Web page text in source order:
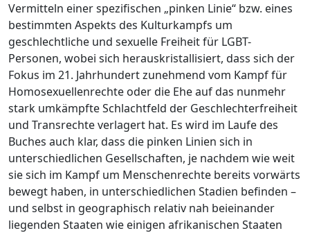
Vermitteln einer spezifischen „pinken Linie“ bzw. eines
bestimmten Aspekts des Kulturkampfs um
geschlechtliche und sexuelle Freiheit für LGBT-
Personen, wobei sich herauskristallisiert, dass sich der
Fokus im 21. Jahrhundert zunehmend vom Kampf für
Homosexuellenrechte oder die Ehe auf das nunmehr
stark umkämpfte Schlachtfeld der Geschlechterfreiheit
und Transrechte verlagert hat. Es wird im Laufe des
Buches auch klar, dass die pinken Linien sich in
unterschiedlichen Gesellschaften, je nachdem wie weit
sie sich im Kampf um Menschenrechte bereits vorwärts
bewegt haben, in unterschiedlichen Stadien befinden –
und selbst in geographisch relativ nah beieinander
liegenden Staaten wie einigen afrikanischen Staaten